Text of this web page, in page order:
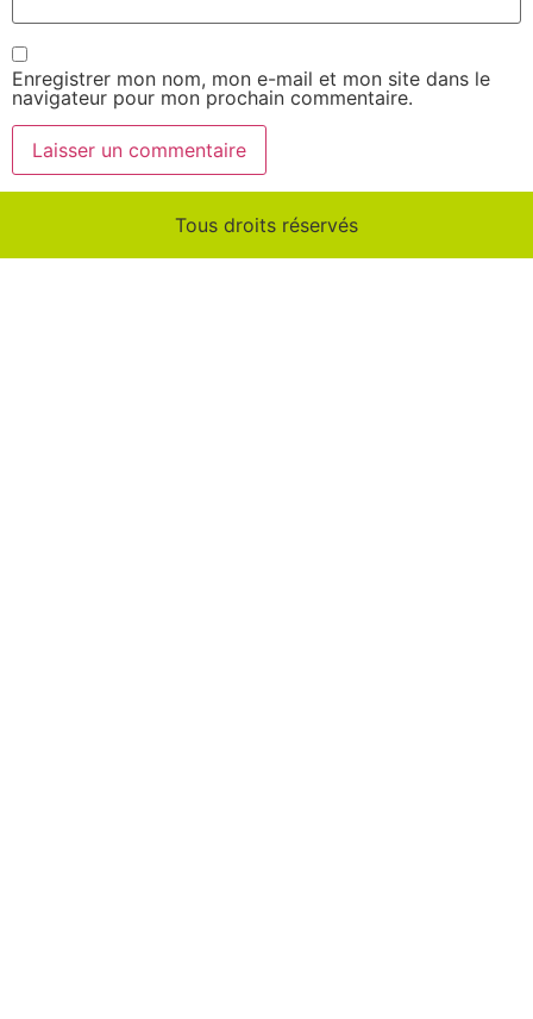
Enregistrer mon nom, mon e-mail et mon site dans le
navigateur pour mon prochain commentaire.
Tous droits réservés